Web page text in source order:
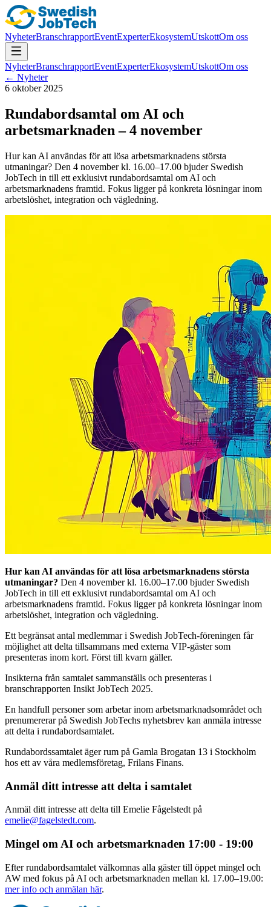
NyheterBranschrapportEventExperterEkosystemUtskottOm oss
NyheterBranschrapportEventExperterEkosystemUtskottOm oss
← Nyheter
6 oktober 2025
Rundabordsamtal om AI och
arbetsmarknaden – 4 november
Hur kan AI användas för att lösa arbetsmarknadens största
utmaningar? Den 4 november kl. 16.00–17.00 bjuder Swedish
JobTech in till ett exklusivt rundabordsamtal om AI och
arbetsmarknadens framtid. Fokus ligger på konkreta lösningar inom
arbetslöshet, integration och vägledning.
Hur kan AI användas för att lösa arbetsmarknadens största
utmaningar? Den 4 november kl. 16.00–17.00 bjuder Swedish
JobTech in till ett exklusivt rundabordsamtal om AI och
arbetsmarknadens framtid. Fokus ligger på konkreta lösningar inom
arbetslöshet, integration och vägledning.
Ett begränsat antal medlemmar i Swedish JobTech-föreningen får
möjlighet att delta tillsammans med externa VIP-gäster som
presenteras inom kort. Först till kvarn gäller.
Insikterna från samtalet sammanställs och presenteras i
branschrapporten Insikt JobTech 2025.
En handfull personer som arbetar inom arbetsmarknadsområdet och
prenumererar på Swedish JobTechs nyhetsbrev kan anmäla intresse
att delta i rundabordsamtalet.
Rundabordssamtalet äger rum på Gamla Brogatan 13 i Stockholm
hos ett av våra medlemsföretag, Frilans Finans.
Anmäl ditt intresse att delta i samtalet
Anmäl ditt intresse att delta till Emelie Fågelstedt på
emelie@fagelstedt.com.
Mingel om AI och arbetsmarknaden 17:00 - 19:00
Efter rundabordsamtalet välkomnas alla gäster till öppet mingel och
AW med fokus på AI och arbetsmarknaden mellan kl. 17.00–19.00:
mer info och anmälan här.